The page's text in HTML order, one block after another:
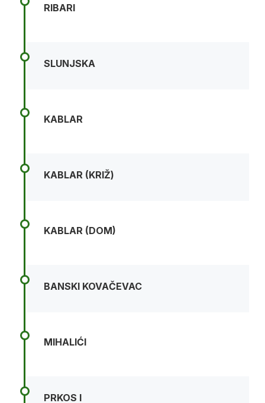
RIBARI
SLUNJSKA
KABLAR
KABLAR (KRIŽ)
KABLAR (DOM)
BANSKI KOVAČEVAC
MIHALIĆI
PRKOS I